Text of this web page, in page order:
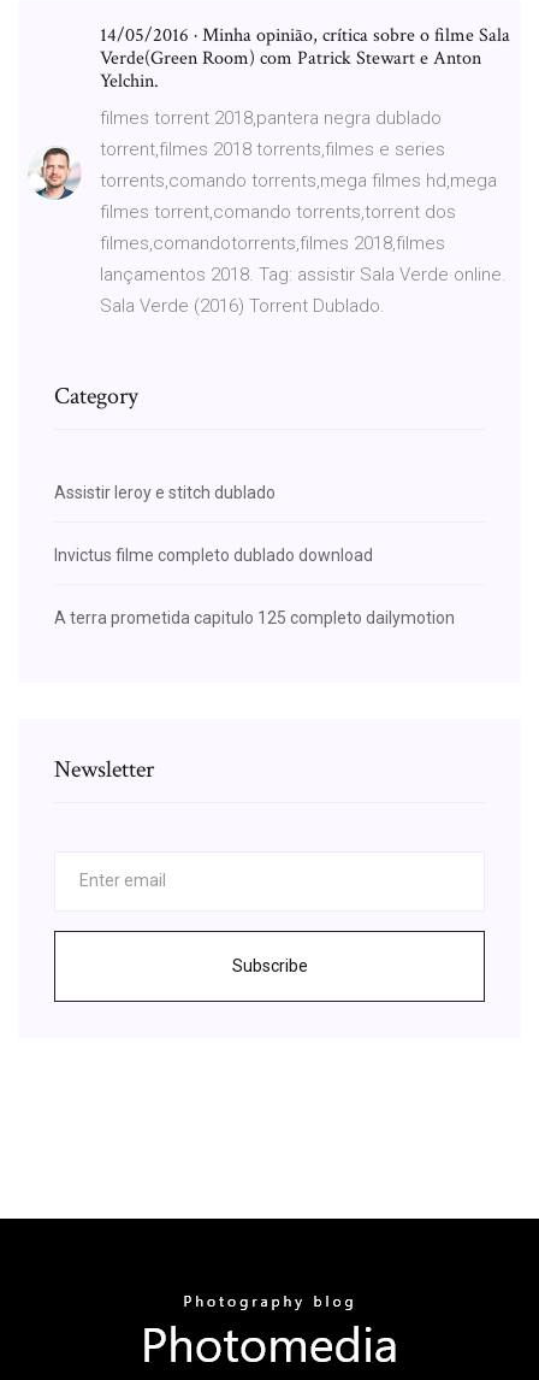
14/05/2016 · Minha opinião, crítica sobre o filme Sala
Verde(Green Room) com Patrick Stewart e Anton
Yelchin.
filmes torrent 2018,pantera negra dublado
torrent,filmes 2018 torrents,filmes e series
torrents,comando torrents,mega filmes hd,mega
filmes torrent,comando torrents,torrent dos
filmes,comandotorrents,filmes 2018,filmes
lançamentos 2018. Tag: assistir Sala Verde online.
Sala Verde (2016) Torrent Dublado.
Category
Assistir leroy e stitch dublado
Invictus filme completo dublado download
A terra prometida capitulo 125 completo dailymotion
Newsletter
Subscribe